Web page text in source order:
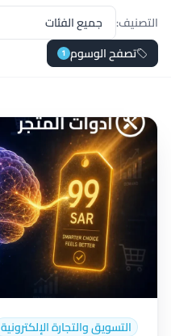
التصنيف:
تصفح الوسوم 1
التسويق والتجارة الإلكترونية